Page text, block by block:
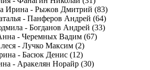
Ирина - Рыжов Дмитрий (83)
- Панферов Андрей (64)
- Богданов Андрей (33)
- Черемных Вадим (67)
- Лучко Максим (2)
- Басюк Денис (12)
- Аракелян Норайр (30)